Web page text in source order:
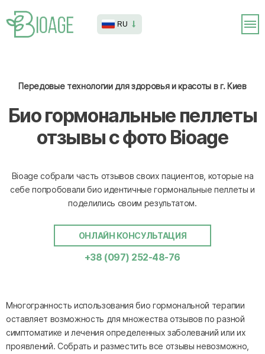
RU
Передовые технологии для здоровья и красоты в г. Киев
Био гормональные пеллеты
отзывы с фото Bioage
Bioage собрали часть отзывов своих пациентов, которые на
себе попробовали био идентичные гормональные пеллеты и
поделились своим результатом.
ОНЛАЙН КОНСУЛЬТАЦИЯ
+38 (097) 252-48-76
Многогранность использования био гормональной терапии
оставляет возможность для множества отзывов по разной
симптоматике и лечения определенных заболеваний или их
проявлений. Собрать и разместить все отзывы невозможно,